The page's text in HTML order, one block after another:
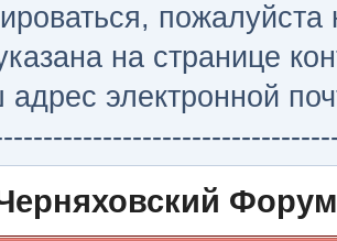
на странице
электронной
Форум